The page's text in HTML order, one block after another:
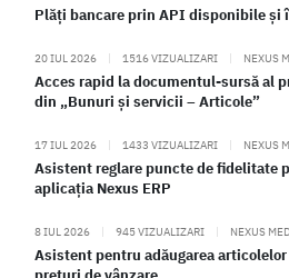
Plăți bancare prin API disponibile și
20 IUL 2026 | 1516 VIZUALIZARI | NEXUS
Acces rapid la documentul-sursă al
din „Bunuri și servicii – Articole”
17 IUL 2026 | 1433 VIZUALIZARI | NEXUS
Asistent reglare puncte de fidelitate
aplicația Nexus ERP
8 IUL 2026 | 945 VIZUALIZARI | NEXUS
Asistent pentru adăugarea